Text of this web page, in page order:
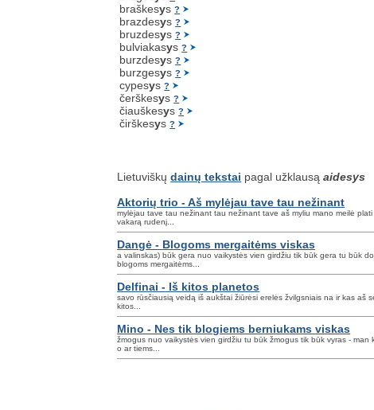
braškesys?
brazdesys?
bruzdesys?
bulviakasys?
burzdesys?
burzgesys?
cypesys?
čerškesys?
čiauškesys?
čirškesys?
Lietuviškųdainų tekstai pagal užklausąaidesys
Aktorių trio - Aš mylėjau tave tau nežinant
mylėjau tave tau nežinant tau nežinant tave aš myliu mano meilė
vakarą rudenį...
Dangė - Blogoms mergaitėms viskas
a valinskas) būk gera nuo vaikystės vien girdžiu tik būk gera tu būk
blogoms mergaitėms...
Delfinai - Iš kitos planetos
savo rūsčiausią veidą iš aukštai žiūrėsi erelės žvilgsniais na ir kas
kitos...
Mino - Nes tik blogiems berniukams viskas
žmogus nuo vaikystės vien girdžiu tu būk žmogus tik būk vyras -
o ar tiems...